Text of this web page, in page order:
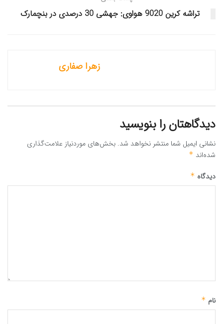
تراشه کرین 9020 هواوی: جهشی 30 درصدی در بنچمارک
زهرا صفاری
دیدگاهتان را بنویسید
نشانی ایمیل شما منتشر نخواهد شد. بخش‌های موردنیاز علامت‌گذاری
شده‌اند *
دیدگاه *
نام *